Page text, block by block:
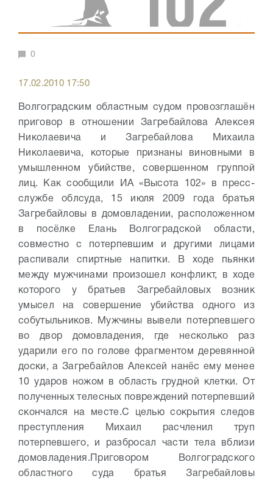
0
17.02.2010 17:50
Волгоградским областным судом провозглашён
приговор в отношении Загребайлова Алексея
Николаевича и Загребайлова Михаила
Николаевича, которые признаны виновными в
умышленном убийстве, совершенном группой
лиц.
Как сообщили ИА «Высота 102» в пресс-
службе облсуда, 15 июля 2009 года братья
Загребайловы в домовладении, расположенном
в посёлке Елань Волгоградской области,
совместно с потерпевшим и другими лицами
распивали спиртные напитки. В ходе пьянки
между мужчинами произошел конфликт, в ходе
которого у братьев Загребайловых возник
умысел на совершение убийства одного из
собутыльников.
Мужчины вывели потерпевшего
во двор домовладения, где несколько раз
ударили его по голове фрагментом деревянной
доски, а Загребайлов Алексей нанёс ему менее
10 ударов ножом в область грудной клетки. От
полученных телесных повреждений потерпевший
скончался на месте.С целью сокрытия следов
преступления Михаил расчленил труп
потерпевшего, и разбросал части тела вблизи
домовладения. Приговором Волгоградского
областного суда братья Загребайловы